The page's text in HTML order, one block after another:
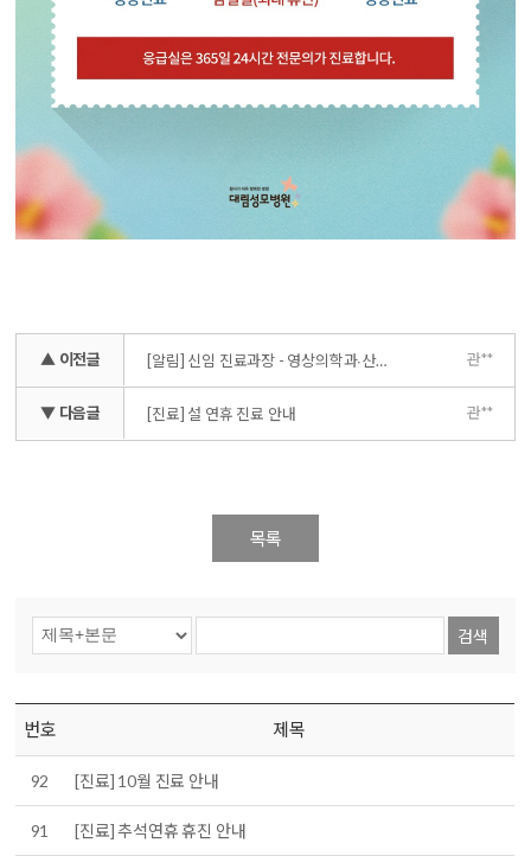
▲ 이전글 [알림] 신임 진료과장 - 영상의학과∙산부인과∙정형외과∙소화기혈관외과∙응급의학과 관**
▼ 다음글 [진료] 설 연휴 진료 안내 관**
목록
검색
번호 제목
92 [진료] 10월 진료 안내
91 [진료] 추석연휴 휴진 안내